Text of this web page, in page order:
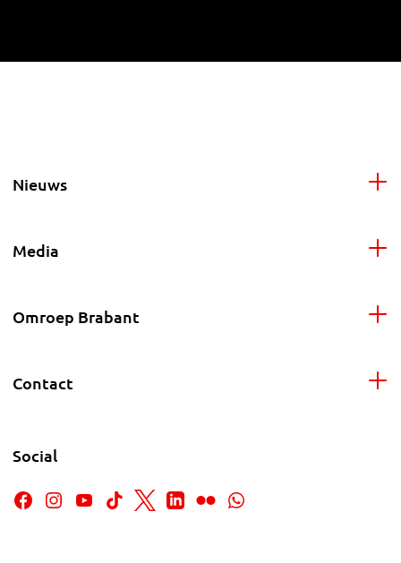
Nieuws
Media
Omroep Brabant
Contact
Social